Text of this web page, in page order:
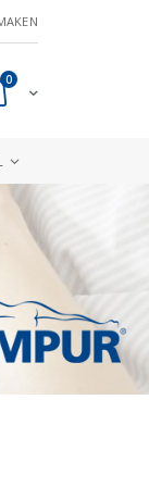
Cart
0producten